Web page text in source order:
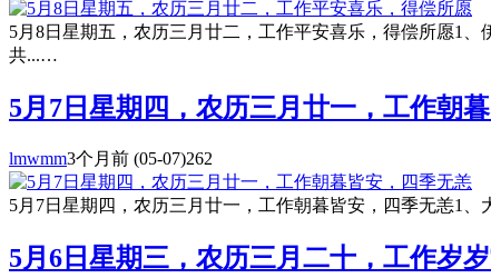
5月8日星期五，农历三月廿二，工作平安喜乐，得偿所愿1
共...…
5月7日星期四，农历三月廿一，工作朝
lmwmm3个月前 (05-07)262
5月7日星期四，农历三月廿一，工作朝暮皆安，四季无恙1
5月6日星期三，农历三月二十，工作岁